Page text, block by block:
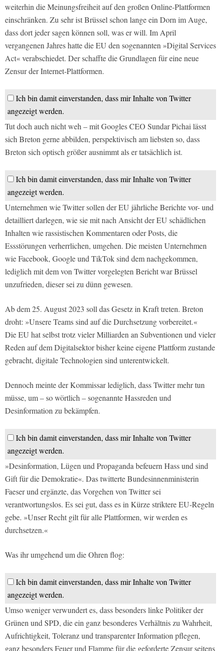
weiterhin die Meinungsfreiheit auf den großen Online-Plattformen
einschränken. Zu sehr ist Brüssel schon lange ein Dorn im Auge,
dass dort jeder sagen können soll, was er will. Im April
vergangenen Jahres hatte die EU den sogenannten »Digital Services
Act« verabschiedet. Der schaffte die Grundlagen für eine neue
Zensur der Internet-Plattformen.
Ich bin damit einverstanden, dass mir Inhalte von Twitter
angezeigt werden.
Tut doch auch nicht weh – mit Googles CEO Sundar Pichai lässt
sich Breton gerne abbilden, perspektivisch am liebsten so, dass
Breton sich optisch größer ausnimmt als er tatsächlich ist.
Ich bin damit einverstanden, dass mir Inhalte von Twitter
angezeigt werden.
Unternehmen wie Twitter sollen der EU jährliche Berichte vor- und
detailliert darlegen, wie sie mit nach Ansicht der EU schädlichen
Inhalten wie rassistischen Kommentaren oder Posts, die
Essstörungen verherrlichen, umgehen. Die meisten Unternehmen
wie Facebook, Google und TikTok sind dem nachgekommen,
lediglich mit dem von Twitter vorgelegten Bericht war Brüssel
unzufrieden, dieser sei zu dünn gewesen.
Ab dem 25. August 2023 soll das Gesetz in Kraft treten. Breton
droht: »Unsere Teams sind auf die Durchsetzung vorbereitet.«
Die EU hat selbst trotz vieler Milliarden an Subventionen und vieler
Reden auf dem Digitalsektor bisher keine eigene Plattform zustande
gebracht, digitale Technologien sind unterentwickelt.
Dennoch meinte der Kommissar lediglich, dass Twitter mehr tun
müsse, um – so wörtlich – sogenannte Hassreden und
Desinformation zu bekämpfen.
Ich bin damit einverstanden, dass mir Inhalte von Twitter
angezeigt werden.
»Desinformation, Lügen und Propaganda befeuern Hass und sind
Gift für die Demokratie«. Das twitterte Bundesinnenministerin
Faeser und ergänzte, das Vorgehen von Twitter sei
verantwortungslos. Es sei gut, dass es in Kürze striktere EU-Regeln
gebe. »Unser Recht gilt für alle Plattformen, wir werden es
durchsetzen.«
Was ihr umgehend um die Ohren flog:
Ich bin damit einverstanden, dass mir Inhalte von Twitter
angezeigt werden.
Umso weniger verwundert es, dass besonders linke Politiker der
Grünen und SPD, die ein ganz besonderes Verhältnis zu Wahrheit,
Aufrichtigkeit, Toleranz und transparenter Information pflegen,
ganz besonders Feuer und Flamme für die geforderte Zensur seitens